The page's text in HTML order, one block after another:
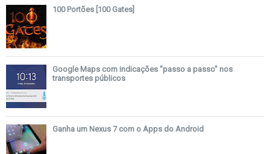
100 Portões [100 Gates]
Google Maps com indicações "passo a passo" nos
transportes públicos
Ganha um Nexus 7 com o Apps do Android